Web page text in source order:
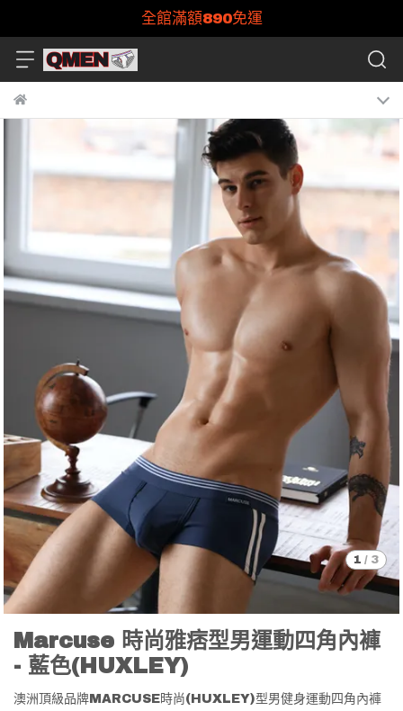
全館滿額890免運
1 / 3
Marcuse 時尚雅痞型男運動四角內褲
- 藍色(HUXLEY)
澳洲頂級品牌MARCUSE時尚(HUXLEY)型男健身運動四角內褲